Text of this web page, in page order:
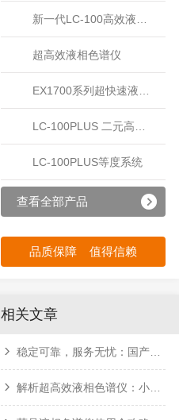
超高效液相色谱仪
LC-100PLUS等度系统
查看全部产品
品质保障 值得信赖
相关文章